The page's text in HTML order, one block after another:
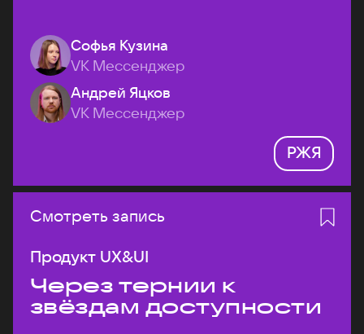
Софья Кузина
VK Мессенджер
Андрей Яцков
VK Мессенджер
РЖЯ
Смотреть запись
Продукт UX&UI
Через тернии к
звёздам доступности